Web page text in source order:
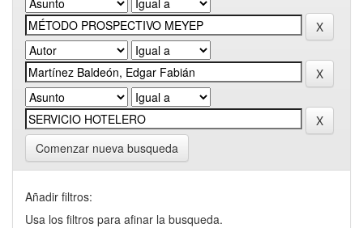
Comenzar nueva busqueda
Añadir filtros:
Usa los filtros para afinar la busqueda.